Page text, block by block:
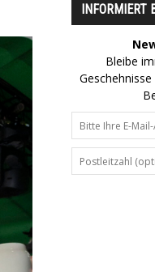
INFORMIERT
Bleibe